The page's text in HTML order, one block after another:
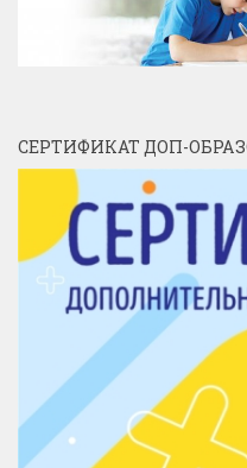
СЕРТИФИКАТ ДОП-